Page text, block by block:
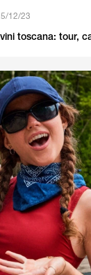
12/23
toscana: tour,